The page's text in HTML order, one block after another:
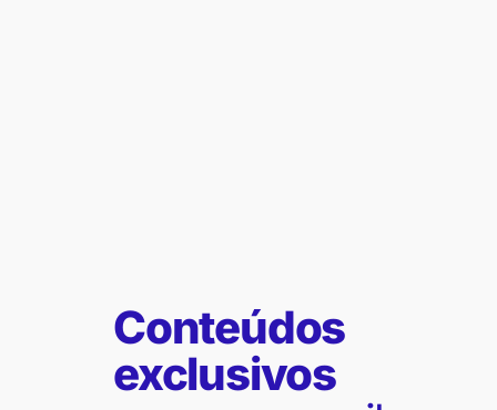
Conteúdos
exclusivos